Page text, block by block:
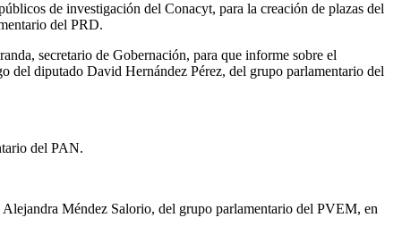
de investigación del Conacyt, para la creación de plazas del
del PRD.
secretario de Gobernación, para que informe sobre el
del diputado David Hernández Pérez, del grupo parlamentario del
del PAN.
Méndez Salorio, del grupo parlamentario del PVEM, en